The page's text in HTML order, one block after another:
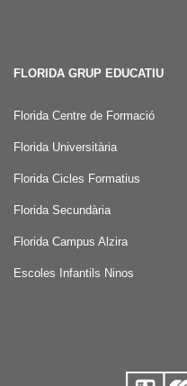
FLORIDA GRUP EDUCATIU
Florida Centre de Formació
Florida Universitària
Florida Cicles Formatius
Florida Secundària
Florida Campus Alzira
Escoles Infantils Ninos